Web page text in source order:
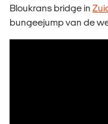
Bloukrans bridge in
bungeejump van de